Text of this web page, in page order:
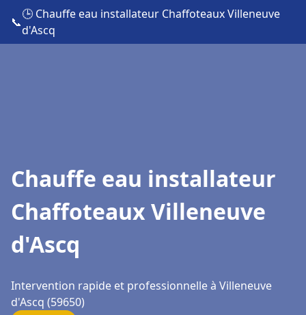
📞
🕒 Chauffe eau installateur Chaffoteaux Villeneuve
d'Ascq
Chauffe eau installateur
Chaffoteaux Villeneuve
d'Ascq
Intervention rapide et professionnelle à Villeneuve
d'Ascq (59650)